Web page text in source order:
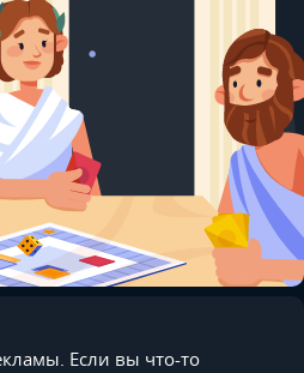
Если вы что-то